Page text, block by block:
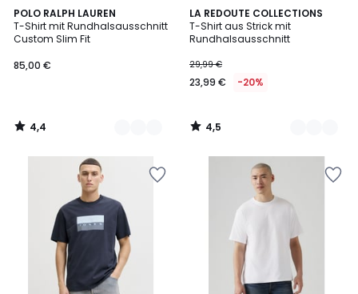
POLO RALPH LAUREN
T-Shirt mit Rundhalsausschnitt
Custom Slim Fit
€.
85,00 €
4,4
/ 5
7
Farben
4,4
/
LA REDOUTE COLLECTIONS
T-Shirt aus Strick mit
Rundhalsausschnitt
29,99 €
23,99 € -20%
4,5
/ 5
3
Farben
4,5
/